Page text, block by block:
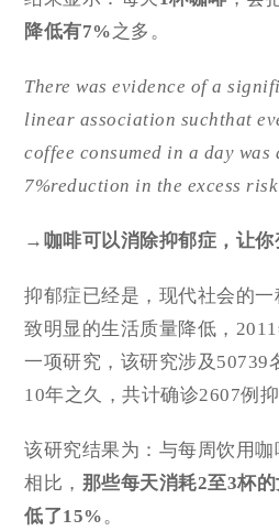
降低有7% 之多。
There was evidence of a
linear association suchthat
coffee consumed in a day was
7%reduction in the excess
→咖啡可以消除抑郁症，让你
抑郁症已经是，现代社会的
致明显的生活质量降低，
一项研究，该研究涉及50739
10年之久，共计确诊2607例抑
该研究结果为：与每周饮用
相比， 那些每天消耗2至3杯的
低了15%。